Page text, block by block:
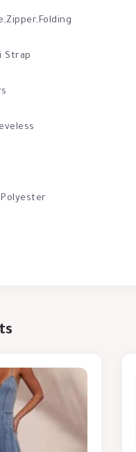
Strap